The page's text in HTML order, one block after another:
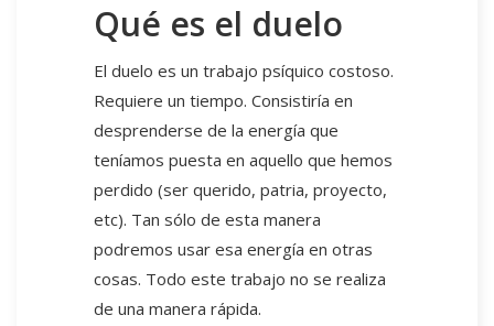
Qué es el duelo
El duelo es un trabajo psíquico costoso.
Requiere un tiempo. Consistiría en
desprenderse de la energía que
teníamos puesta en aquello que hemos
perdido (ser querido, patria, proyecto,
etc). Tan sólo de esta manera
podremos usar esa energía en otras
cosas. Todo este trabajo no se realiza
de una manera rápida.